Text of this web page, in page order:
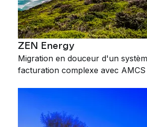
ZEN Energy
Migration en douceur d'un
facturation complexe avec AMCS